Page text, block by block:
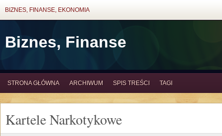
BIZNES, FINANSE, EKONOMIA
Biznes, Finanse
STRONA GŁÓWNA ARCHIWUM SPIS TREŚCI TAGI
Kartele Narkotykowe